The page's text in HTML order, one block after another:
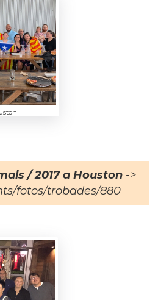
/ 2017 a Houston ->
fotos/trobades/880